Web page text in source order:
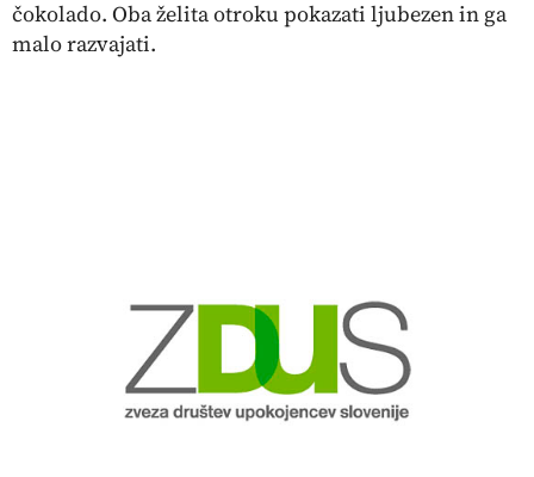
čokolado. Oba želita otroku pokazati ljubezen in ga
malo razvajati.